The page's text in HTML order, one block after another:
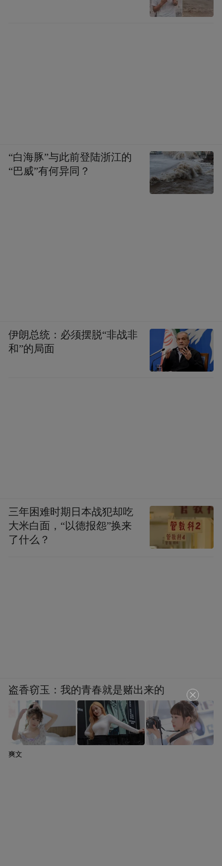
“白海豚”与此前登陆浙江的
“巴威”有何异同？
伊朗总统：必须摆脱“非战非
和”的局面
三年困难时期日本战犯却吃
大米白面，“以德报怨”换来
了什么？
盗香窃玉：我的青春就是赌出来的
爽文